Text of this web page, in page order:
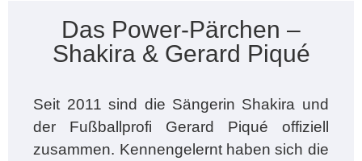
Das Power-Pärchen –
Shakira & Gerard Piqué
Seit 2011 sind die Sängerin Shakira und
der Fußballprofi Gerard Piqué offiziell
zusammen. Kennengelernt haben sich die